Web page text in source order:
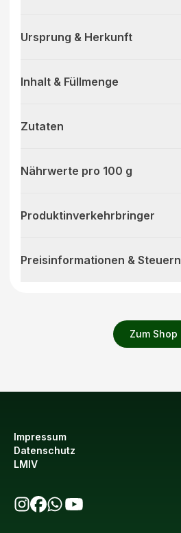
Zum Shop
Ursprung & Herkunft
Inhalt & Füllmenge
Zutaten
Nährwerte pro 100 g
Produktinverkehrbringer
Preisinformationen & Steuern
Impressum
Datenschutz
LMIV